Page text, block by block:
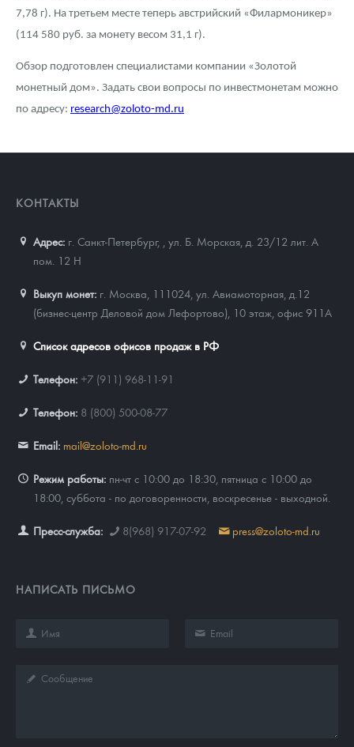
7,78 г). На третьем месте теперь австрийский «Филармоникер»
(114 580 руб. за монету весом 31,1 г).
Обзор подготовлен специалистами компании «Золотой
монетный дом». Задать свои вопросы по инвестмонетам можно
по адресу: research@zoloto-md.ru
КОНТАКТЫ
Адрес: г. Санкт-Петербург,
ул. Б. Морская, д. 23/12 лит. А
пом. 12 Н
Выкуп монет: г. Москва, 111024, ул. Авиамоторная, д.12
(бизнес-центр Деловой дом Лефортово), 10 этаж, офис 911А
Список адресов офисов продаж в РФ
Телефон: +7 (911) 968-11-91
Телефон: 8 (800) 500-08-77
Email: mail@zoloto-md.ru
Режим работы: пн-чт с 10:00 до 18:30, пятница с 10:00 до
18:00, суббота - по договоренности, воскресенье - выходной.
Пресс-служба: 8(968) 917-07-92 press@zoloto-md.ru
НАПИСАТЬ ПИСЬМО